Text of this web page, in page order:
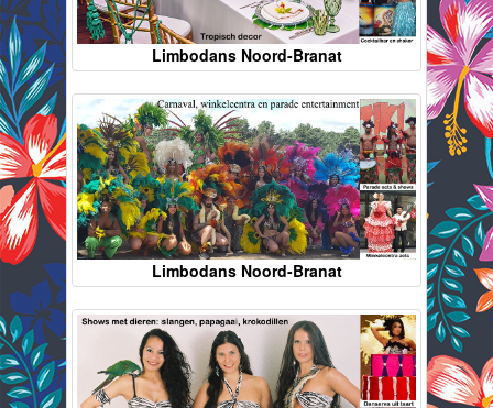
Limbodans Noord-Branat
Limbodans Noord-Branat